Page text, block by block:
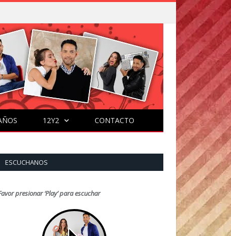
12Y2 CONTACTO
ESCUCHANOS
presionar ‘Play’ para escuchar